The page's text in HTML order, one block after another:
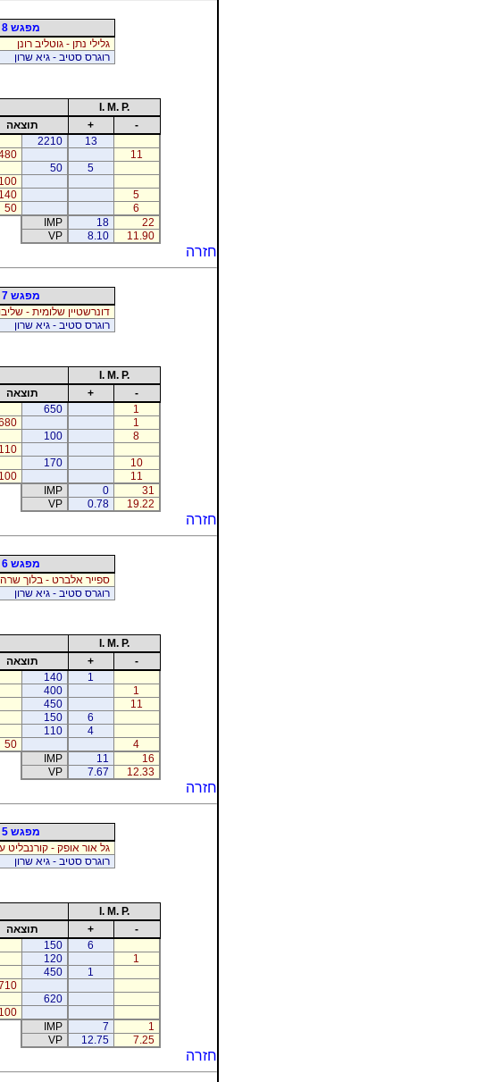
מפגש 8
גלילי נתן - גוטליב רונן
רוגרס סטיב - גיא שרון
I. M. P.
-
+ תוצאה
13
2210
11
5
50
100
5
140
6
50
22
18
IMP
11.90
8.10
VP
חזרה
מפגש 7
דונרשטיין שלומית -
רוגרס סטיב - גיא שרון
I. M. P.
-
+ תוצאה
1
650
1
8
100
110
10
170
11
100
31
0
IMP
19.22
0.78
VP
חזרה
מפגש 6
ספייר אלברט - בלוך שרה
רוגרס סטיב - גיא שרון
I. M. P.
-
+ תוצאה
1
140
1
400
11
450
6
150
4
110
4
50
16
11
IMP
12.33
7.67
VP
חזרה
מפגש 5
גל אור אופק - קורנבליט
רוגרס סטיב - גיא שרון
I. M. P.
-
+ תוצאה
6
150
1
120
1
450
620
100
1
7
IMP
7.25
12.75
VP
חזרה